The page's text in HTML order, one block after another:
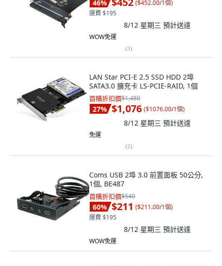
46% ($452.00/1個)
運費 $195
8/12 星期三 預計送達
WOW免運
(3)
LAN Star PCI-E 2.5 SSD HDD 2埠
SATA3.0 擴充卡 LS-PCIE-RAID, 1個
首購折扣價$1,480
27% $1,076 ($1076.00/1個)
8/12 星期三 預計送達
免運
(2)
Coms USB 2埠 3.0 前置面板 50公分,
1個, BE487
首購折扣價$540
60% $211 ($211.00/1個)
運費 $195
8/12 星期三 預計送達
WOW免運